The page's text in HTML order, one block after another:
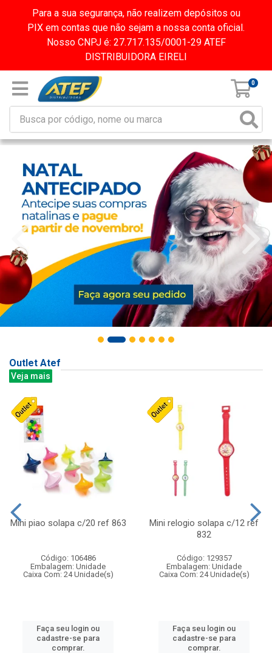
Para a sua segurança, não realizem depósitos ou
PIX em contas que não sejam a nossa conta oficial.
Nosso CNPJ é: 27.717.135/0001-29 ATEF
DISTRIBUIDORA EIRELI
0
Outlet Atef
Veja mais
Mini piao solapa c/20 ref 863
Código: 106486
Embalagem: Unidade
Caixa Com: 24 Unidade(s)
Faça seu login ou
cadastre-se para
comprar.
Mini relogio solapa c/12 ref
832
Código: 129357
Embalagem: Unidade
Caixa Com: 24 Unidade(s)
Faça seu login ou
cadastre-se para
comprar.